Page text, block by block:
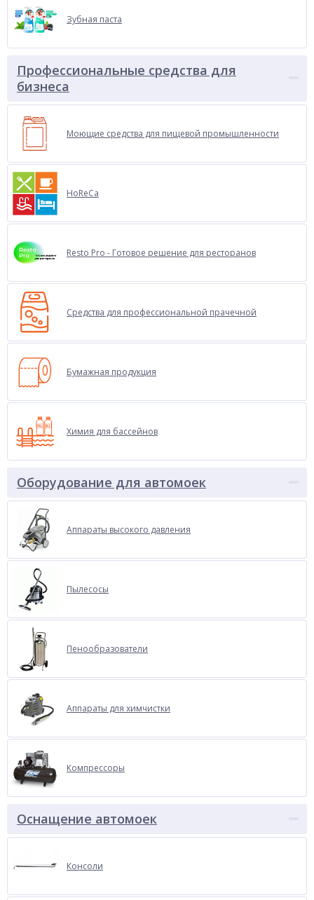
Зубная паста
Профессиональные средства для
бизнеса
Моющие средства для пищевой промышленности
HoReCa
Resto Pro - Готовое решение для ресторанов
Средства для профессиональной прачечной
Бумажная продукция
Химия для бассейнов
Оборудование для автомоек
Аппараты высокого давления
Пылесосы
Пенообразователи
Аппараты для химчистки
Компрессоры
Оснащение автомоек
Консоли